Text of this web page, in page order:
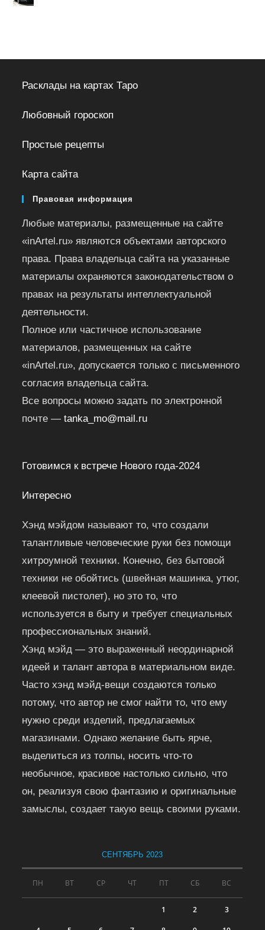
Расклады на картах Таро
Любовный гороскоп
Простые рецепты
Карта сайта
Правовая информация
Любые материалы, размещенные на сайте
«inArtel.ru» являются объектами авторского
права. Права владельца сайта на указанные
материалы охраняются законодательством о
правах на результаты интеллектуальной
деятельности.
Полное или частичное использование
материалов, размещенных на сайте
«inArtel.ru», допускается только с письменного
согласия владельца сайта.
Все вопросы можно задать по электронной
почте —tanka_mo@mail.ru
Готовимся к встрече Нового года-2024
Интересно
Хэнд мэйдом называют то, что создали
талантливые человеческие руки без помощи
хитроумной техники. Конечно, без бытовой
техники не обойтись (швейная машинка, утюг,
клеевой пистолет), но это то, что
используется в быту и требует специальных
профессиональных знаний.
Хэнд мэйд — это выраженный неординарной
идеей и талант автора в материальном виде.
Часто хэнд мэйд-вещи создаются только
потому, что автор не смог найти то, что ему
нужно среди изделий, предлагаемых
магазинами. Однако желание быть ярче,
выделиться из толпы, носить что-то
необычное, красивое настолько сильно, что
он, реализуя свою фантазию и оригинальные
замыслы, создает такую вещь своими руками.
СЕНТЯБРЬ 2023
ПН ВТ СР ЧТ ПТ СБ ВС
1 2 3